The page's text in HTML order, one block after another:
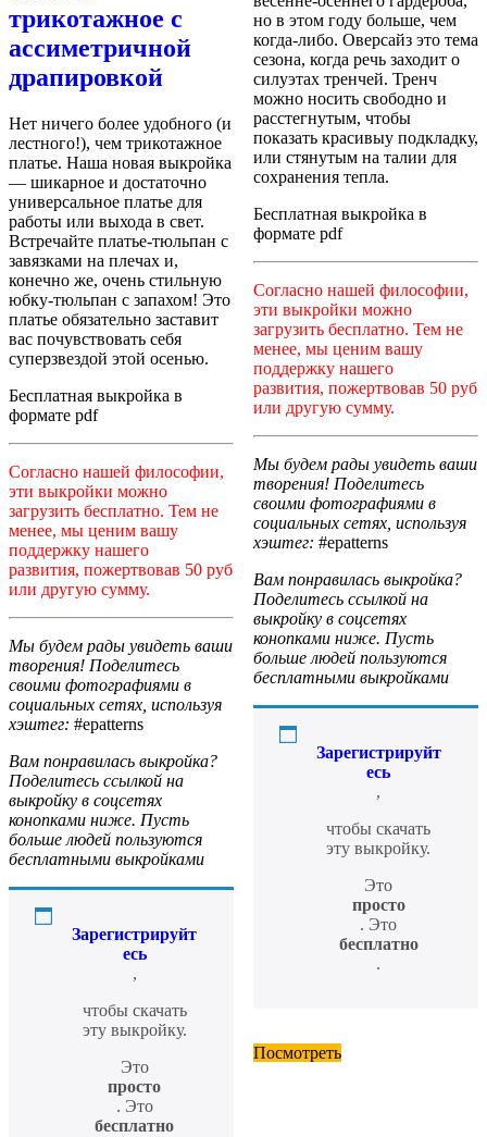
трикотажное с
ассиметричной
драпировкой
Нет ничего более удобного (и
лестного!), чем трикотажное
платье. Наша новая выкройка
— шикарное и достаточно
универсальное платье для
работы или выхода в свет.
Встречайте платье-тюльпан с
завязками на плечах и,
конечно же, очень стильную
юбку-тюльпан с запахом! Это
платье обязательно заставит
вас почувствовать себя
суперзвездой этой осенью.
Бесплатная выкройка в
формате pdf
Согласно нашей философии,
эти выкройки можно
загрузить бесплатно. Тем не
менее, мы ценим вашу
поддержку нашего
развития, пожертвовав 50 руб
или другую сумму.
Мы будем рады увидеть ваши
творения! Поделитесь
своими фотографиями в
социальных сетях, используя
хэштег: #epatterns
Вам понравилась выкройка?
Поделитесь ссылкой на
выкройку в соцсетях
конопками ниже. Пусть
больше людей пользуются
бесплатными выкройками
Зарегистрируйт
есь
,
чтобы скачать
эту выкройку.
Это
просто
. Это
бесплатно
но в этом году больше, чем
когда-либо. Оверсайз это тема
сезона, когда речь заходит о
силуэтах тренчей. Тренч
можно носить свободно и
расстегнутым, чтобы
показать красивыу подкладку,
или стянутым на талии для
сохранения тепла.
Бесплатная выкройка в
формате pdf
Согласно нашей философии,
эти выкройки можно
загрузить бесплатно. Тем не
менее, мы ценим вашу
поддержку нашего
развития, пожертвовав 50 руб
или другую сумму.
Мы будем рады увидеть ваши
творения! Поделитесь
своими фотографиями в
социальных сетях, используя
хэштег: #epatterns
Вам понравилась выкройка?
Поделитесь ссылкой на
выкройку в соцсетях
конопками ниже. Пусть
больше людей пользуются
бесплатными выкройками
Зарегистрируйт
есь
,
чтобы скачать
эту выкройку.
Это
просто
. Это
бесплатно
.
Посмотреть